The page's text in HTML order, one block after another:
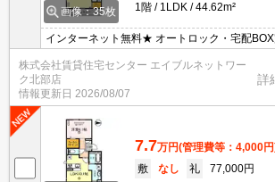
画像：35枚
1階
1LDK 44.62m²
インターネット無料★ オートロック・宅配BOX
株式会社賃貸住宅センター エイブルネットワー
ク北部店
情報更新日 2026/08/07
詳
7.7万円(管理費等：4,000
敷
なし 礼 77,000円